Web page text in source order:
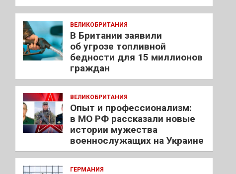
ВЕЛИКОБРИТАНИЯ
В Британии заявили
об угрозе топливной
бедности для 15 миллионов
граждан
ВЕЛИКОБРИТАНИЯ
Опыт и профессионализм:
в МО РФ рассказали новые
истории мужества
военнослужащих на Украине
ГЕРМАНИЯ